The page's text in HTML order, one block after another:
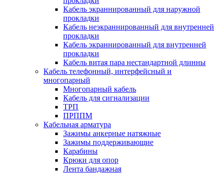
Кабель экраннированный для наружной
прокладки
Кабель неэкраннированный для внутренней
прокладки
Кабель экраннированный для внутренней
прокладки
Кабель витая пара нестандартной длинны
Кабель телефонный, интерфейсный и
многопарный
Многопарный кабель
Кабель для сигнализации
ТРП
ПРППМ
Кабельная арматура
Зажимы анкерные натяжные
Зажимы поддерживающие
Карабины
Крюки для опор
Лента бандажная